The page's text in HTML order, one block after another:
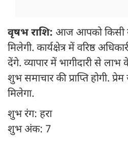
वृषभ राशि: आज आपको किसी
मिलेगी. कार्यक्षेत्र में वरिष्ठ
देंगे. व्यापार में भागीदारी से लाभ
शुभ समाचार की प्राप्ति होगी.
मिलेगा.
शुभ रंग: हरा
शुभ अंक: 7